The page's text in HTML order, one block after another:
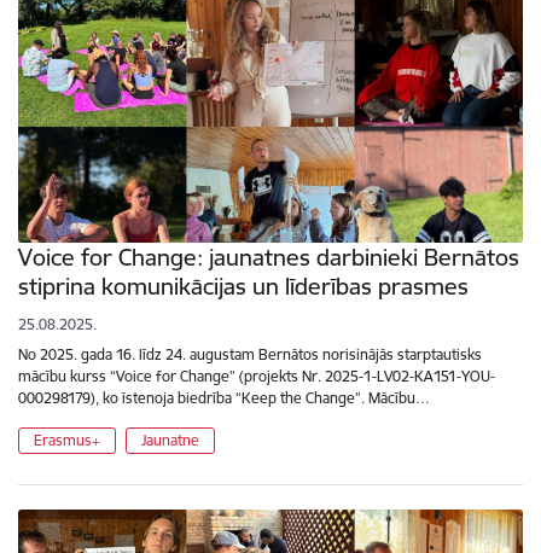
Voice for Change: jaunatnes darbinieki Bernātos
stiprina komunikācijas un līderības prasmes
25.08.2025.
No 2025. gada 16. līdz 24. augustam Bernātos norisinājās starptautisks
mācību kurss “Voice for Change” (projekts Nr. 2025-1-LV02-KA151-YOU-
000298179), ko īstenoja biedrība “Keep the Change”. Mācību…
Erasmus+ Jaunatne